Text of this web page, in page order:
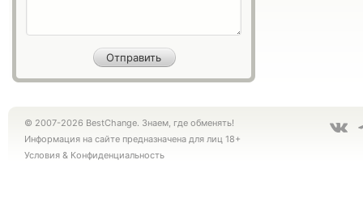
© 2007-2026 BestChange. Знаем, где обменять!
Информация на сайте предназначена для лиц 18+
Условия & Конфиденциальность